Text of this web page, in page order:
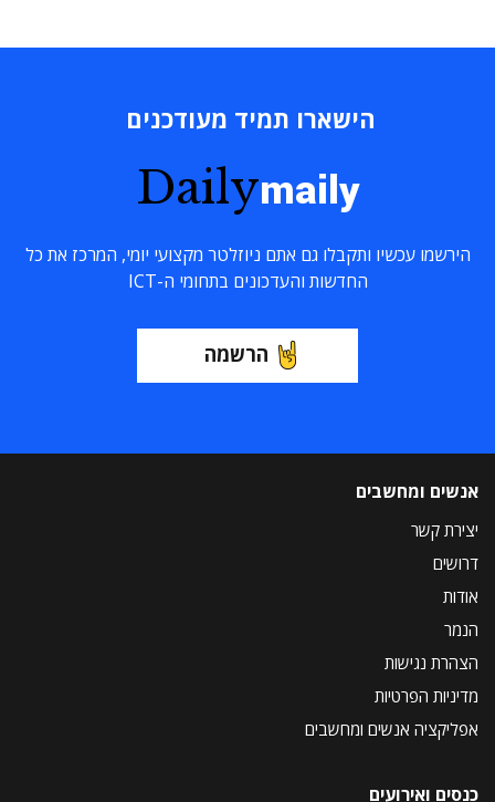
הישארו תמיד מעודכנים
Dailymaily
הירשמו עכשיו ותקבלו גם אתם ניוזלטר מקצועי יומי, המרכז את כל
החדשות והעדכונים בתחומי ה-ICT
הרשמה
אנשים ומחשבים
יצירת קשר
דרושים
אודות
הנמר
הצהרת נגישות
מדיניות הפרטיות
אפליקציה אנשים ומחשבים
כנסים ואירועים